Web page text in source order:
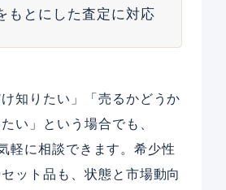
もとにした査定に対応
け知りたい」「売るかどうか
い」という場合でも、
軽に相談できます。希少性
ット品も、状態と市場動向